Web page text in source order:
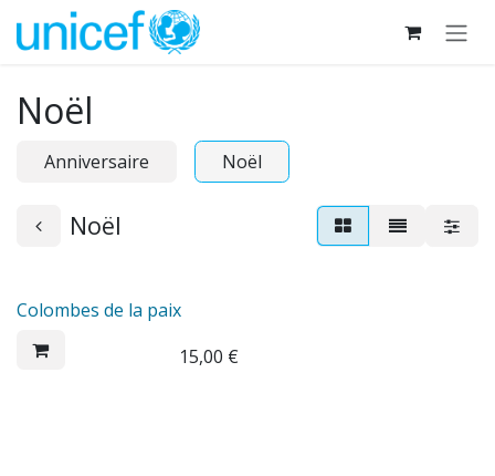
Se rendre au contenu
Noël
Anniversaire Noël
Noël
Colombes de la paix
15,00 €